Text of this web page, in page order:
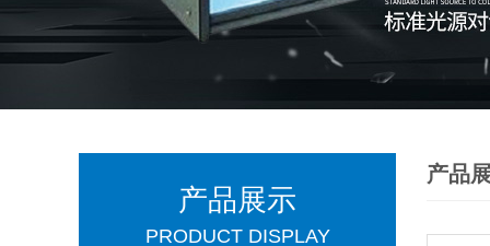
产品展示
PRODUCT DISPLAY
产品